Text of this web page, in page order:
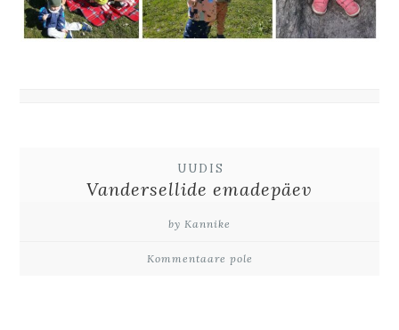
UUDIS
Vandersellide emadepäev
by Kannike
Kommentaare pole